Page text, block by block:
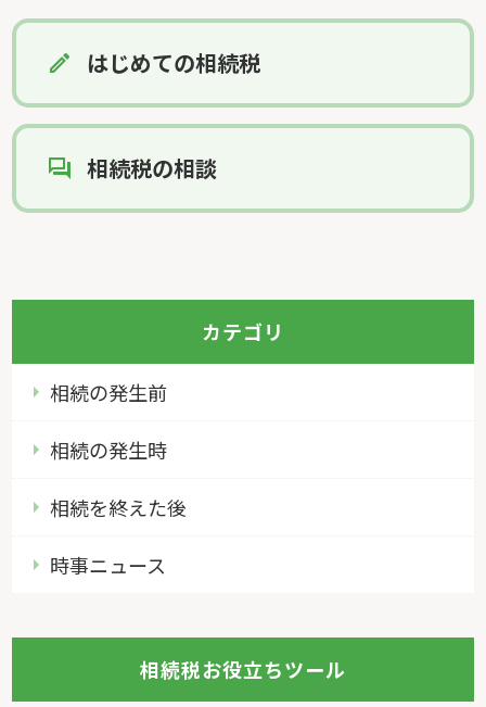
はじめての相続税
相続税の相談
カテゴリ
時事ニュース
相続の発生前
相続の発生時
相続を終えた後
相続税お役立ちツール